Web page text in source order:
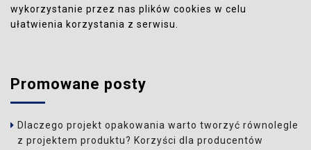
wykorzystanie przez nas plików cookies w celu
ułatwienia korzystania z serwisu.
Promowane posty
Dlaczego projekt opakowania warto tworzyć równolegle
z projektem produktu? Korzyści dla producentów